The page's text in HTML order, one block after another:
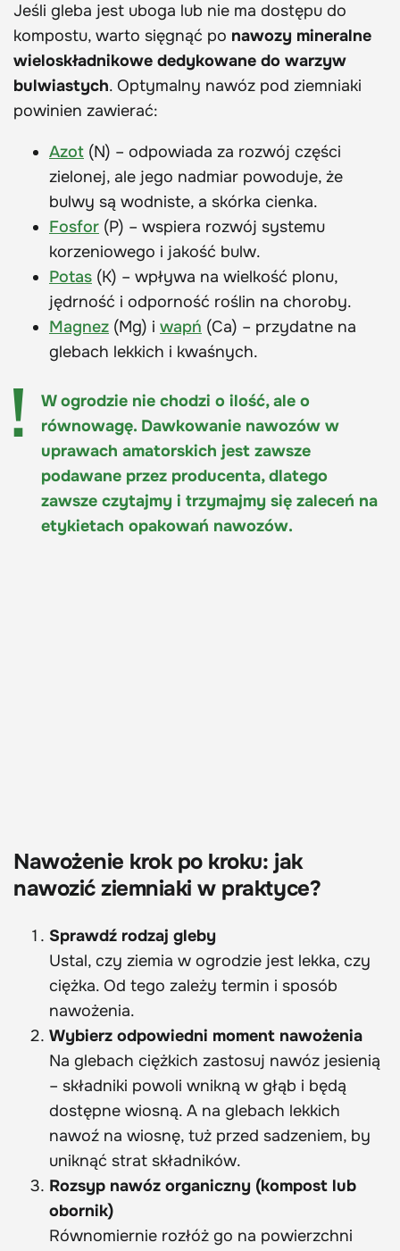
Jeśli gleba jest uboga lub nie ma dostępu do
kompostu, warto sięgnąć po nawozy mineralne
wieloskładnikowe dedykowane do warzyw
bulwiastych. Optymalny nawóz pod ziemniaki
powinien zawierać:
Azot (N) – odpowiada za rozwój części
zielonej, ale jego nadmiar powoduje, że
bulwy są wodniste, a skórka cienka.
Fosfor (P) – wspiera rozwój systemu
korzeniowego i jakość bulw.
Potas (K) – wpływa na wielkość plonu,
jędrność i odporność roślin na choroby.
Magnez (Mg) i wapń (Ca) – przydatne na
glebach lekkich i kwaśnych.
W ogrodzie nie chodzi o ilość, ale o
równowagę. Dawkowanie nawozów w
uprawach amatorskich jest zawsze
podawane przez producenta, dlatego
zawsze czytajmy i trzymajmy się zaleceń na
etykietach opakowań nawozów.
Nawożenie krok po kroku: jak
nawozić ziemniaki w praktyce?
Sprawdź rodzaj gleby
Ustal, czy ziemia w ogrodzie jest lekka, czy
ciężka. Od tego zależy termin i sposób
nawożenia.
Wybierz odpowiedni moment nawożenia
Na glebach ciężkich zastosuj nawóz jesienią
– składniki powoli wnikną w głąb i będą
dostępne wiosną. A na glebach lekkich
nawoź na wiosnę, tuż przed sadzeniem, by
uniknąć strat składników.
Rozsyp nawóz organiczny (kompost lub
obornik)
Równomiernie rozłóż go na powierzchni